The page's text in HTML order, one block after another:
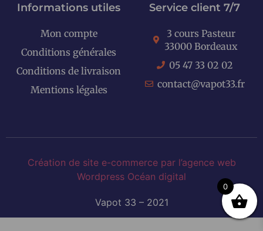
Informations utiles
Mon compte
Conditions générales
Conditions de livraison
Mentions légales
Service client 7/7
3 cours Pasteur
33000 Bordeaux
05 47 33 02 02
contact@vapot33.fr
Création de site e-commerce par l’agence web
Wordpress Océan digital
Vapot 33 – 2021
0